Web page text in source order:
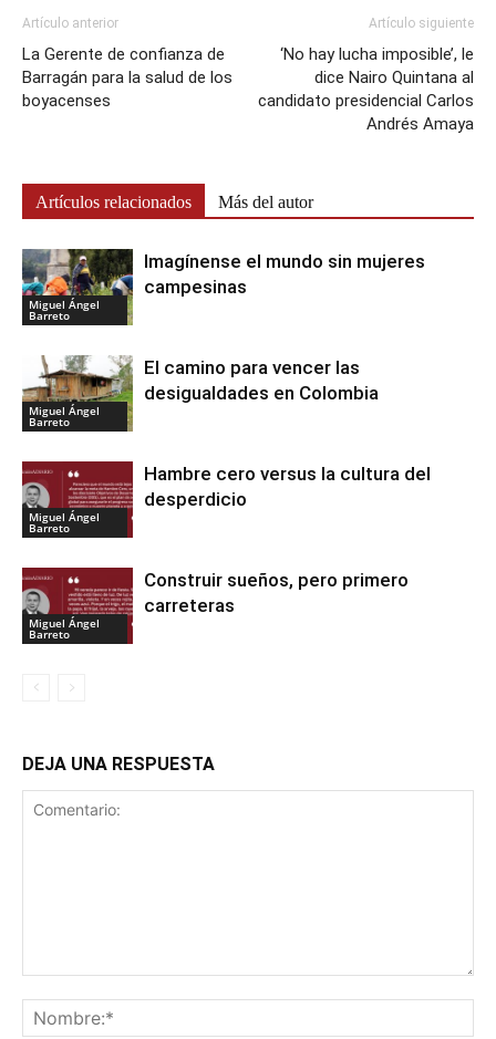
Artículo anterior
La Gerente de confianza de
Barragán para la salud de los
boyacenses
Artículo siguiente
‘No hay lucha imposible’, le
dice Nairo Quintana al
candidato presidencial Carlos
Andrés Amaya
Artículos relacionados Más del autor
Miguel Ángel
Barreto
Imagínense el mundo sin mujeres
campesinas
Miguel Ángel
Barreto
El camino para vencer las
desigualdades en Colombia
Miguel Ángel
Barreto
Hambre cero versus la cultura del
desperdicio
Miguel Ángel
Barreto
Construir sueños, pero primero
carreteras
DEJA UNA RESPUESTA